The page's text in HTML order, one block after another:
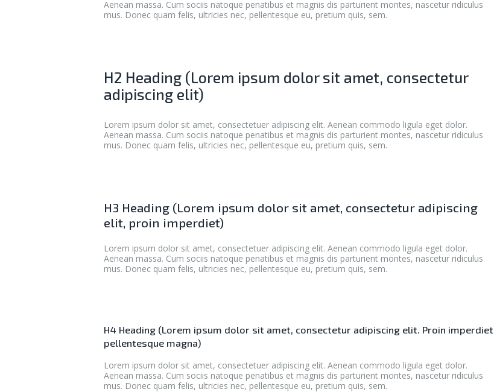
Aenean massa. Cum sociis natoque penatibus et magnis dis parturient montes, nascetur ridiculus
mus. Donec quam felis, ultricies nec, pellentesque eu, pretium quis, sem.
H2 Heading (Lorem ipsum dolor sit amet, consectetur
adipiscing elit)
Lorem ipsum dolor sit amet, consectetuer adipiscing elit. Aenean commodo ligula eget dolor.
Aenean massa. Cum sociis natoque penatibus et magnis dis parturient montes, nascetur ridiculus
mus. Donec quam felis, ultricies nec, pellentesque eu, pretium quis, sem.
H3 Heading (Lorem ipsum dolor sit amet, consectetur adipiscing
elit, proin imperdiet)
Lorem ipsum dolor sit amet, consectetuer adipiscing elit. Aenean commodo ligula eget dolor.
Aenean massa. Cum sociis natoque penatibus et magnis dis parturient montes, nascetur ridiculus
mus. Donec quam felis, ultricies nec, pellentesque eu, pretium quis, sem.
H4 Heading (Lorem ipsum dolor sit amet, consectetur adipiscing elit. Proin imperdiet
pellentesque magna)
Lorem ipsum dolor sit amet, consectetuer adipiscing elit. Aenean commodo ligula eget dolor.
Aenean massa. Cum sociis natoque penatibus et magnis dis parturient montes, nascetur ridiculus
mus. Donec quam felis, ultricies nec, pellentesque eu, pretium quis, sem.